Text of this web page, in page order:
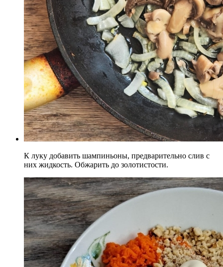
К луку добавить шампиньоны, предварительно слив с
них жидкость. Обжарить до золотистости.